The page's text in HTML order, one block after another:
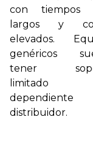
con tiempos
largos y
elevados.
genéricos
tener
dependiente
distribuidor.